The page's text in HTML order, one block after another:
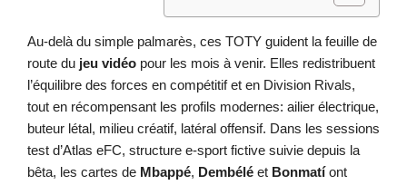
Au-delà du simple palmarès, ces TOTY guident la feuille de
route du jeu vidéo pour les mois à venir. Elles redistribuent
l’équilibre des forces en compétitif et en Division Rivals,
tout en récompensant les profils modernes: ailier électrique,
buteur létal, milieu créatif, latéral offensif. Dans les sessions
test d’Atlas eFC, structure e-sport fictive suivie depuis la
bêta, les cartes de Mbappé, Dembélé et Bonmatíont